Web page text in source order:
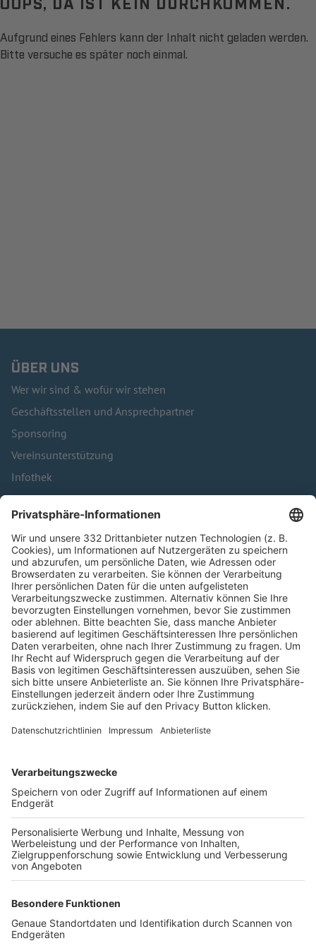
Aufgrund eines Fehlers kann der Inhalt nicht geladen werden.
Bitte versuche es später noch einmal.
ÜBER UNS
Wer wir sind & wofür wir stehen
Geschäftsstellen und Ansprechpartner
Sponsoring
Vereinsunterstützung
Infothek
Kontakt
HÄUFIG BESUCHTE SEITEN
Pässe und Vereinswechsel
Trainerausbildung
Schulungsangebot Vereinsmitarbeiter
BFV-Geschäftsstellen
Trainerbörse
Login SpielPlus
FOLGE DEM BFV
TOP-VEREINE
TOP-PARTNER